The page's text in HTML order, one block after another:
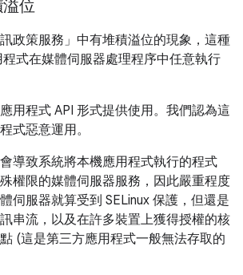
位
政策服務」中有堆積溢位的現象，這種
式在媒體伺服器處理程序中任意執行
用程式 API 形式提供使用。我們認為這
式惡意運用。
導致系統將本機應用程式執行的程式
權限的媒體伺服器服務，因此嚴重程度
伺服器就算受到 SELinux 保護，但還是
串流，以及在許多裝置上獲得授權的核
(這是第三方應用程式一般無法存取的